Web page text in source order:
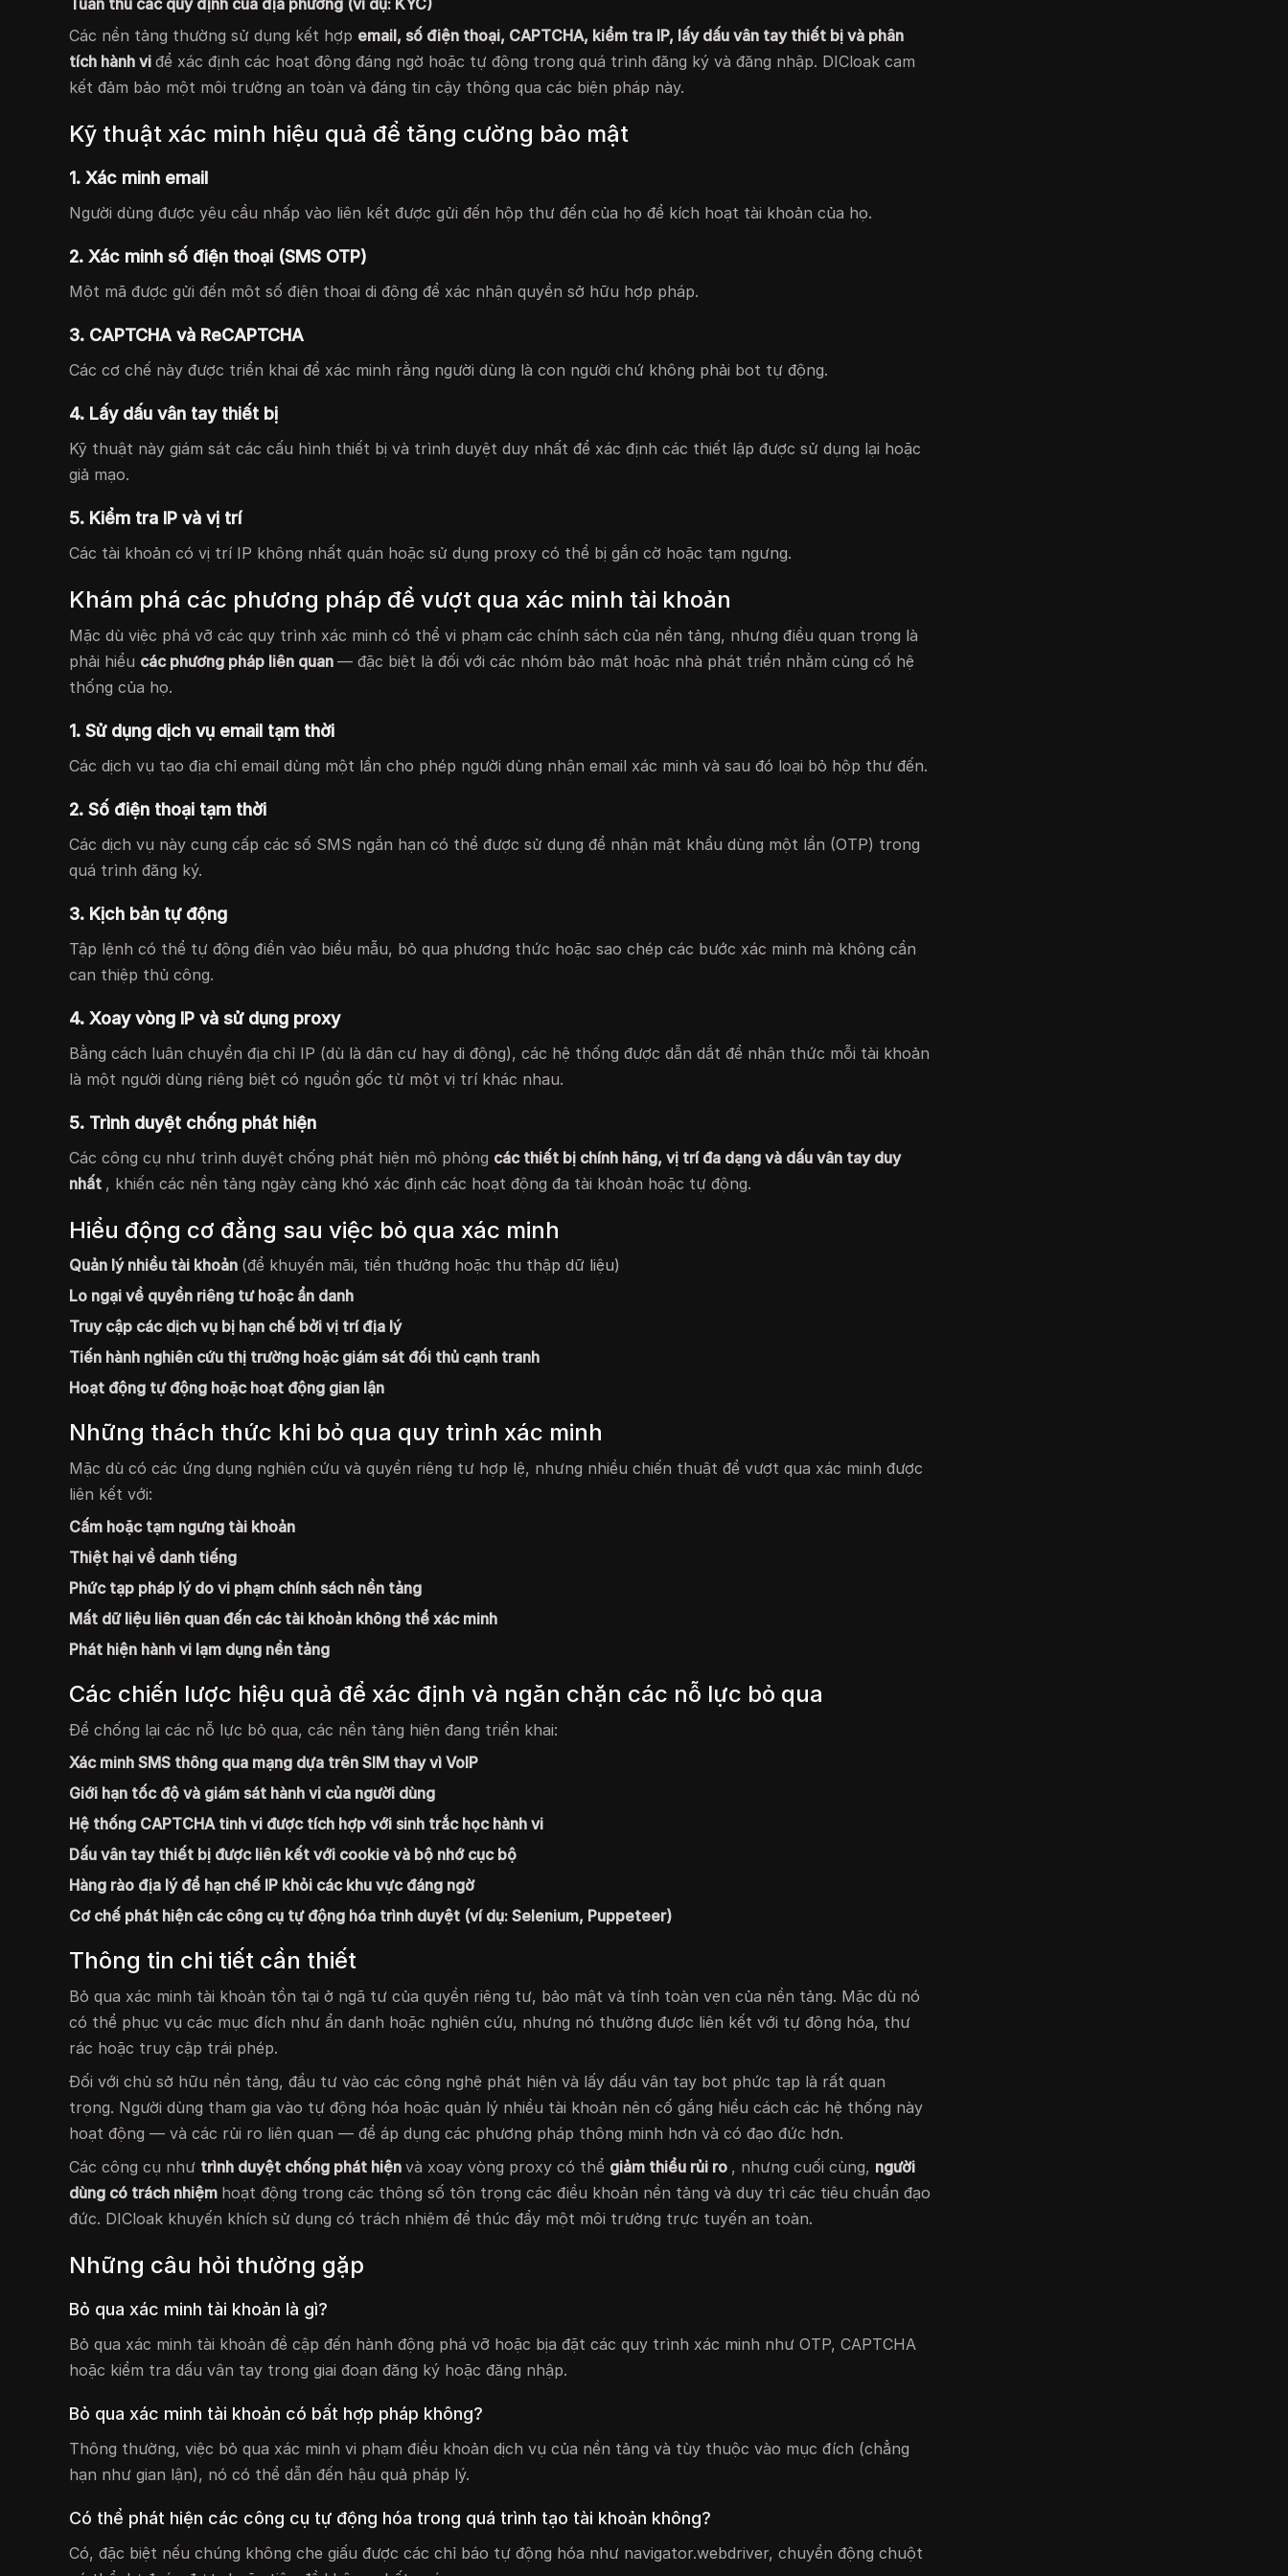
Tuân thủ các quy định của địa phương (ví dụ: KYC)
Các nền tảng thường sử dụng kết hợp email, số điện thoại, CAPTCHA, kiểm tra IP, lấy dấu vân tay thiết bị và phân
tích hành vi để xác định các hoạt động đáng ngờ hoặc tự động trong quá trình đăng ký và đăng nhập. DICloak cam
kết đảm bảo một môi trường an toàn và đáng tin cậy thông qua các biện pháp này.
Kỹ thuật xác minh hiệu quả để tăng cường bảo mật
1. Xác minh email
Người dùng được yêu cầu nhấp vào liên kết được gửi đến hộp thư đến của họ để kích hoạt tài khoản của họ.
2. Xác minh số điện thoại (SMS OTP)
Một mã được gửi đến một số điện thoại di động để xác nhận quyền sở hữu hợp pháp.
3. CAPTCHA và ReCAPTCHA
Các cơ chế này được triển khai để xác minh rằng người dùng là con người chứ không phải bot tự động.
4. Lấy dấu vân tay thiết bị
Kỹ thuật này giám sát các cấu hình thiết bị và trình duyệt duy nhất để xác định các thiết lập được sử dụng lại hoặc
giả mạo.
5. Kiểm tra IP và vị trí
Các tài khoản có vị trí IP không nhất quán hoặc sử dụng proxy có thể bị gắn cờ hoặc tạm ngưng.
Khám phá các phương pháp để vượt qua xác minh tài khoản
Mặc dù việc phá vỡ các quy trình xác minh có thể vi phạm các chính sách của nền tảng, nhưng điều quan trọng là
phải hiểu các phương pháp liên quan — đặc biệt là đối với các nhóm bảo mật hoặc nhà phát triển nhằm củng cố hệ
thống của họ.
1. Sử dụng dịch vụ email tạm thời
Các dịch vụ tạo địa chỉ email dùng một lần cho phép người dùng nhận email xác minh và sau đó loại bỏ hộp thư đến.
2. Số điện thoại tạm thời
Các dịch vụ này cung cấp các số SMS ngắn hạn có thể được sử dụng để nhận mật khẩu dùng một lần (OTP) trong
quá trình đăng ký.
3. Kịch bản tự động
Tập lệnh có thể tự động điền vào biểu mẫu, bỏ qua phương thức hoặc sao chép các bước xác minh mà không cần
can thiệp thủ công.
4. Xoay vòng IP và sử dụng proxy
Bằng cách luân chuyển địa chỉ IP (dù là dân cư hay di động), các hệ thống được dẫn dắt để nhận thức mỗi tài khoản
là một người dùng riêng biệt có nguồn gốc từ một vị trí khác nhau.
5. Trình duyệt chống phát hiện
Các công cụ như trình duyệt chống phát hiện mô phỏng các thiết bị chính hãng, vị trí đa dạng và dấu vân tay duy
nhất , khiến các nền tảng ngày càng khó xác định các hoạt động đa tài khoản hoặc tự động.
Hiểu động cơ đằng sau việc bỏ qua xác minh
Quản lý nhiều tài khoản (để khuyến mãi, tiền thưởng hoặc thu thập dữ liệu)
Lo ngại về quyền riêng tư hoặc ẩn danh
Truy cập các dịch vụ bị hạn chế bởi vị trí địa lý
Tiến hành nghiên cứu thị trường hoặc giám sát đối thủ cạnh tranh
Hoạt động tự động hoặc hoạt động gian lận
Những thách thức khi bỏ qua quy trình xác minh
Mặc dù có các ứng dụng nghiên cứu và quyền riêng tư hợp lệ, nhưng nhiều chiến thuật để vượt qua xác minh được
liên kết với:
Cấm hoặc tạm ngưng tài khoản
Thiệt hại về danh tiếng
Phức tạp pháp lý do vi phạm chính sách nền tảng
Mất dữ liệu liên quan đến các tài khoản không thể xác minh
Phát hiện hành vi lạm dụng nền tảng
Các chiến lược hiệu quả để xác định và ngăn chặn các nỗ lực bỏ qua
Để chống lại các nỗ lực bỏ qua, các nền tảng hiện đang triển khai:
Xác minh SMS thông qua mạng dựa trên SIM thay vì VoIP
Giới hạn tốc độ và giám sát hành vi của người dùng
Hệ thống CAPTCHA tinh vi được tích hợp với sinh trắc học hành vi
Dấu vân tay thiết bị được liên kết với cookie và bộ nhớ cục bộ
Hàng rào địa lý để hạn chế IP khỏi các khu vực đáng ngờ
Cơ chế phát hiện các công cụ tự động hóa trình duyệt (ví dụ: Selenium, Puppeteer)
Thông tin chi tiết cần thiết
Bỏ qua xác minh tài khoản tồn tại ở ngã tư của quyền riêng tư, bảo mật và tính toàn vẹn của nền tảng. Mặc dù nó
có thể phục vụ các mục đích như ẩn danh hoặc nghiên cứu, nhưng nó thường được liên kết với tự động hóa, thư
rác hoặc truy cập trái phép.
Đối với chủ sở hữu nền tảng, đầu tư vào các công nghệ phát hiện và lấy dấu vân tay bot phức tạp là rất quan
trọng. Người dùng tham gia vào tự động hóa hoặc quản lý nhiều tài khoản nên cố gắng hiểu cách các hệ thống này
hoạt động — và các rủi ro liên quan — để áp dụng các phương pháp thông minh hơn và có đạo đức hơn.
Các công cụ như trình duyệt chống phát hiện và xoay vòng proxy có thể giảm thiểu rủi ro , nhưng cuối cùng, người
dùng có trách nhiệm hoạt động trong các thông số tôn trọng các điều khoản nền tảng và duy trì các tiêu chuẩn đạo
đức. DICloak khuyến khích sử dụng có trách nhiệm để thúc đẩy một môi trường trực tuyến an toàn.
Những câu hỏi thường gặp
Bỏ qua xác minh tài khoản là gì?
Bỏ qua xác minh tài khoản đề cập đến hành động phá vỡ hoặc bịa đặt các quy trình xác minh như OTP, CAPTCHA
hoặc kiểm tra dấu vân tay trong giai đoạn đăng ký hoặc đăng nhập.
Bỏ qua xác minh tài khoản có bất hợp pháp không?
Thông thường, việc bỏ qua xác minh vi phạm điều khoản dịch vụ của nền tảng và tùy thuộc vào mục đích (chẳng
hạn như gian lận), nó có thể dẫn đến hậu quả pháp lý.
Có thể phát hiện các công cụ tự động hóa trong quá trình tạo tài khoản không?
Có, đặc biệt nếu chúng không che giấu được các chỉ báo tự động hóa như navigator.webdriver, chuyển động chuột